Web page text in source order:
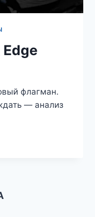
флагман.
— анализ